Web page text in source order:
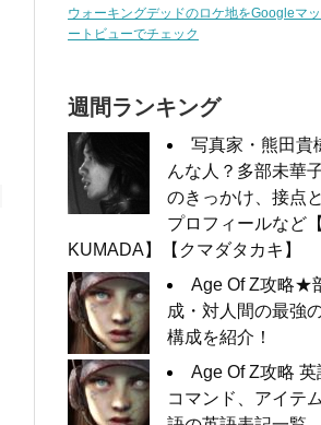
ウォーキングデッドのロケ地をGoogleマ
ートビューでチェック
週間ランキング
写真家・熊田貴
んな人？多部未華
のきっかけ、接点
プロフィールなど
KUMADA】【クマダタカキ】
Age Of Z攻略★
成・対人間の最強
構成を紹介！
Age Of Z攻略 英
コマンド、アイテ